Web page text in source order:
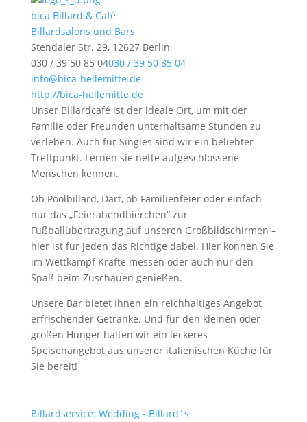
bica Billard & Café
Billardsalons und Bars
Stendaler Str. 29, 12627 Berlin
030 / 39 50 85 04030 / 39 50 85 04
info@bica-hellemitte.de
http://bica-hellemitte.de
Unser Billardcafé ist der ideale Ort, um mit der
Familie oder Freunden unterhaltsame Stunden zu
verleben. Auch für Singles sind wir ein beliebter
Treffpunkt. Lernen sie nette aufgeschlossene
Menschen kennen.
Ob Poolbillard, Dart, ob Familienfeier oder einfach
nur das „Feierabendbierchen“ zur
Fußballübertragung auf unseren Großbildschirmen –
hier ist für jeden das Richtige dabei. Hier können Sie
im Wettkampf Kräfte messen oder auch nur den
Spaß beim Zuschauen genießen.
Unsere Bar bietet Ihnen ein reichhaltiges Angebot
erfrischender Getränke. Und für den kleinen oder
großen Hunger halten wir ein leckeres
Speisenangebot aus unserer italienischen Küche für
Sie bereit!
Billardservice: Wedding - Billard´s